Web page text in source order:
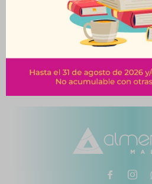
Naipes De Poker
Copag
$ 149
 